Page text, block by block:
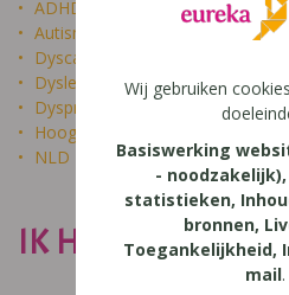
ADHD
Autisme
Dyscalculie
Dyslexie
Dyspraxie
Hoogbegaafdheid
NLD
IK HEET NIET DOM
Wij gebruiken
Basiswerking
-
statistieken,
bronnen,
Toegankelijkheid,
mail.